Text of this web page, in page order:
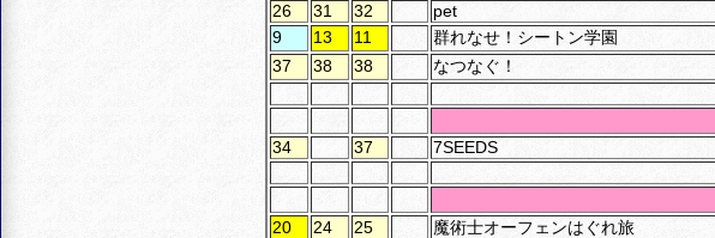
26
31 32 pet
9
13 11 群れなせ！シートン学園
37
38 38 なつなぐ！
34
37 7SEEDS
20
24 25 魔術士オーフェンはぐれ旅